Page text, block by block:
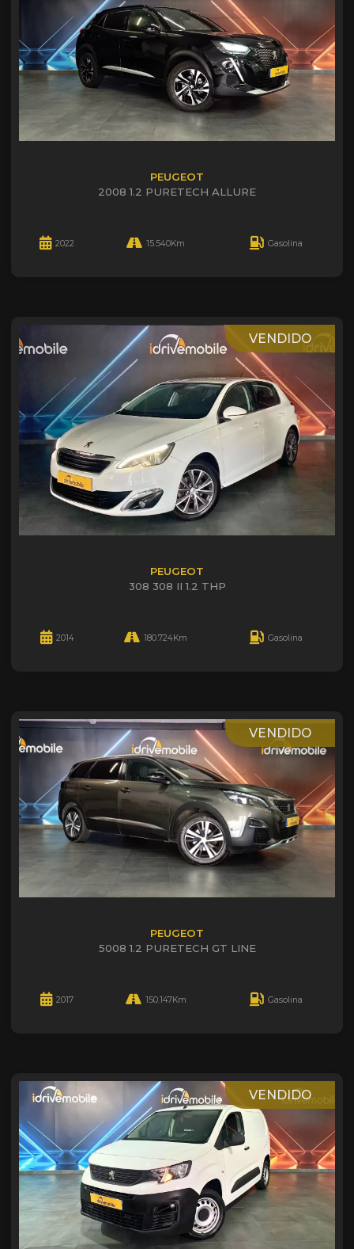
PEUGEOT
2008 1.2 PURETECH ALLURE
2022 15.540Km Gasolina
VENDIDO
PEUGEOT
308 308 II 1.2 THP
2014 180.724Km Gasolina
VENDIDO
PEUGEOT
5008 1.2 PURETECH GT LINE
2017 150.147Km Gasolina
VENDIDO